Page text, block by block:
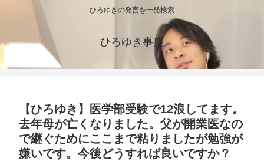
ひろゆきの発言を一発検索
ひろゆき事典
【ひろゆき】医学部受験で12浪してます。
去年母が亡くなりました。父が開業医なの
で継ぐためにここまで粘りましたが勉強が
嫌いです。今後どうすれば良いですか？